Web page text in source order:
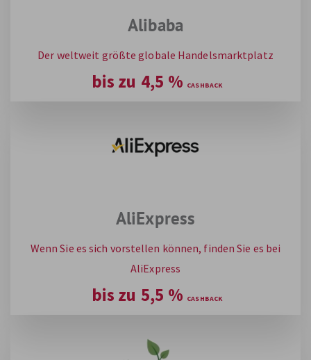
Alibaba
Der weltweit größte globale Handelsmarktplatz
bis zu 4,5 %
AliExpress
Wenn Sie es sich vorstellen können, finden Sie es bei
AliExpress
bis zu 5,5 %